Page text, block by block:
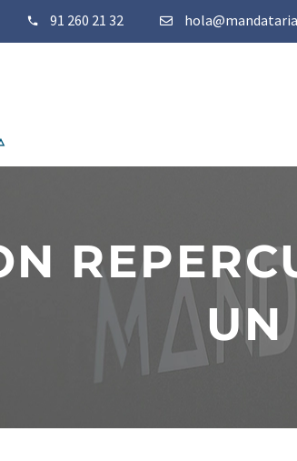
91 260 21 32
UN